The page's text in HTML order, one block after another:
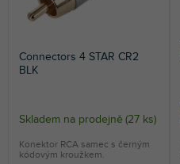
Connectors 4 STAR CR2
BLK
Skladem na prodejně (27 ks)
Konektor RCA samec s černým
kódovým kroužkem.